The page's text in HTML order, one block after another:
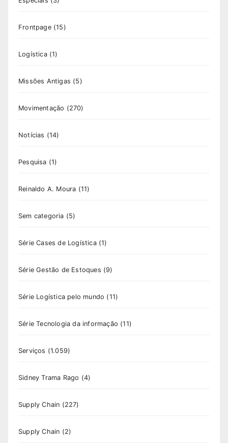
Frontpage(15)
Logística(1)
Missões Antigas (5)
Movimentação (270)
Notícias (14)
Pesquisa (1)
Reinaldo A. Moura (11)
Sem categoria (5)
Série Cases de Logística(1)
Série Gestão de Estoques (9)
Série Logística pelo mundo (11)
Série Tecnologia da informação (11)
Serviços (1.059)
Sidney Trama Rago (4)
Supply Chain (227)
Supply Chain (2)